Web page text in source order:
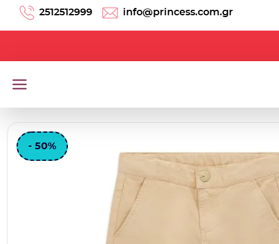
Μετάβαση στο περιεχόμενο
2512512999 info@princess.com.gr
- 50%